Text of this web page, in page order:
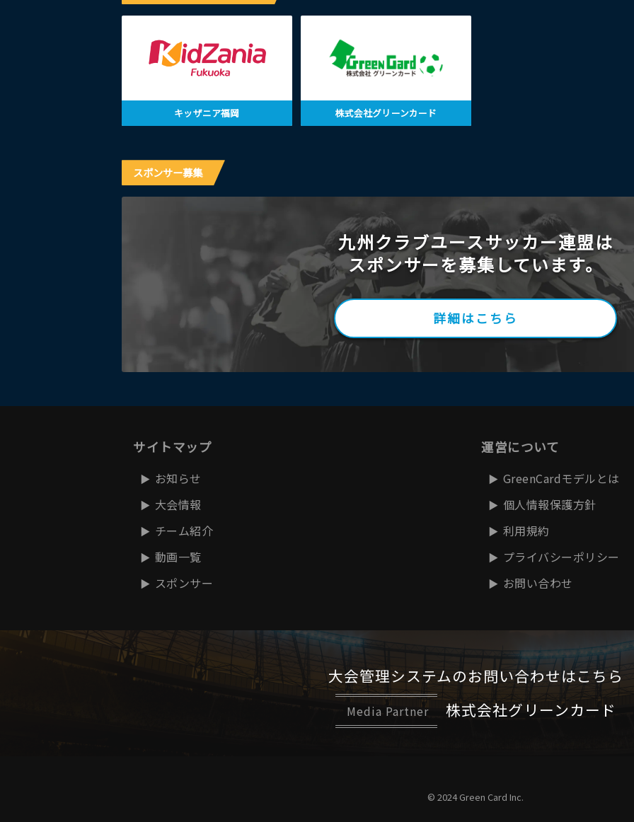
キッザニア福岡 株式会社グリーンカード
スポンサー募集
九州クラブユースサッカー連盟は
スポンサーを募集しています。
詳細はこちら
サイトマップ
お知らせ
大会情報
チーム紹介
動画一覧
スポンサー
運営について
GreenCardモデルとは
個人情報保護方針
利用規約
プライバシーポリシー
お問い合わせ
大会管理システムのお問い合わせはこちら
Media Partner 株式会社グリーンカード
© 2024 Green Card Inc.